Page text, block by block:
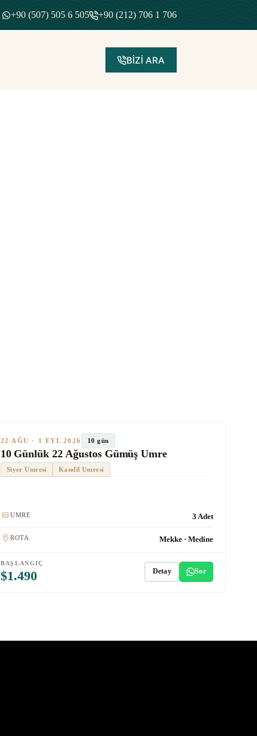
+90 (507) 505 6 505 +90 (212) 706 1 706
BİZİ ARA
TUR #1014
22 AĞU · 1 EYL 2026 10 gün
10 Günlük 22 Ağustos Gümüş Umre
Siyer Umresi Kandil Umresi
UMRE 3 Adet
ROTA Mekke · Medine
BAŞLANGIÇ
$1.490 Detay Sor